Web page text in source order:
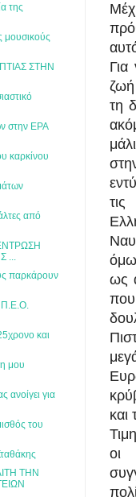
ζωή
τη
ως
και
οι
της
μουσικούς
ΣΤΗΝ
στην ΕΡΑ
καρκίνου
από
...
παρκάρουν
Π.Ε.Ο.
και
μου
ανοίγει για
του
ΤΗΝ